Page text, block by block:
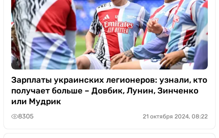
Зарплаты украинских легионеров: узнали, кто
получает больше – Довбик, Лунин, Зинченко
или Мудрик
8305 21 октября 2024, 08:22